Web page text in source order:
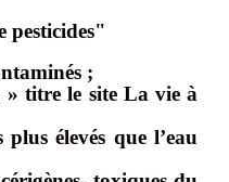
pesticides"
;
titre le site La vie à
élevés que l’eau